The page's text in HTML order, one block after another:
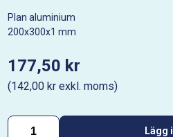
Plan aluminium
200x300x1 mm
177,50 kr
(142,00 kr exkl. moms)
Lägg